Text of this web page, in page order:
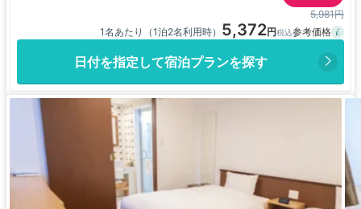
5,981円
1名あたり（1泊2名利用時） 5,372
日付を指定して宿泊プランを探す